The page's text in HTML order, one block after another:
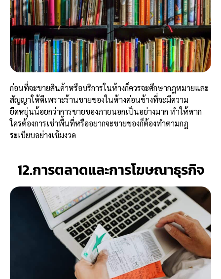
ก่อนที่จะขายสินค้าหรือบริการในห้างก็ควรจะศึกษากฎหมายและ
สัญญาให้ดีเพราะร้านขายของในห้างค่อนข้างที่จะมีความ
ยืดหยุ่นน้อยกว่าการขายของภายนอกเป็นอย่างมาก ทำให้หาก
ใครต้องการเช่าพื้นที่หรืออยากจะขายของก็ต้องทำตามกฎ
ระเบียบอย่างเข้มงวด
12.การตลาดและการโฆษณาธุรกิจ